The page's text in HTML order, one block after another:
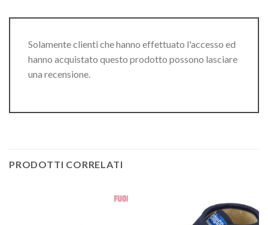
Solamente clienti che hanno effettuato l'accesso ed
hanno acquistato questo prodotto possono lasciare
una recensione.
PRODOTTI CORRELATI